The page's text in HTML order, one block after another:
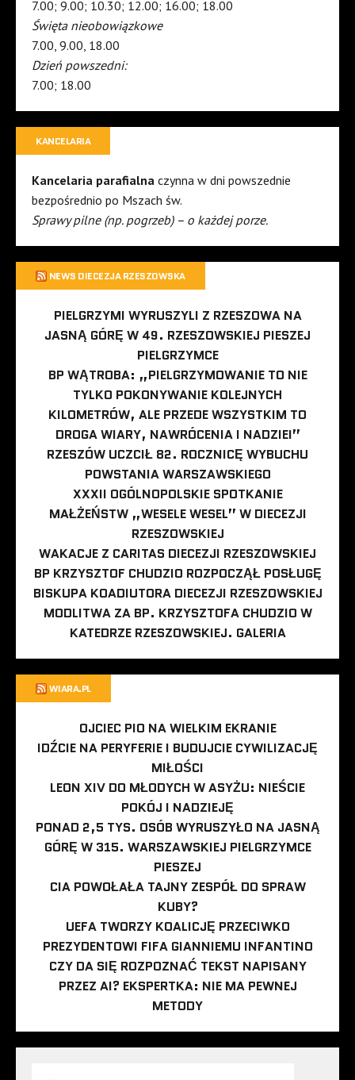
7.00; 9.00; 10.30; 12.00; 16.00; 18.00
Święta nieobowiązkowe
7.00, 9.00, 18.00
Dzień powszedni:
7.00; 18.00
KANCELARIA
Kancelaria parafialna czynna w dni powszednie
bezpośrednio po Mszach św.
Sprawy pilne (np. pogrzeb) – o każdej porze.
NEWS DIECEZJA RZESZOWSKA
PIELGRZYMI WYRUSZYLI Z RZESZOWA NA
JASNĄ GÓRĘ W 49. RZESZOWSKIEJ PIESZEJ
PIELGRZYMCE
BP WĄTROBA: „PIELGRZYMOWANIE TO NIE
TYLKO POKONYWANIE KOLEJNYCH
KILOMETRÓW, ALE PRZEDE WSZYSTKIM TO
DROGA WIARY, NAWRÓCENIA I NADZIEI”
RZESZÓW UCZCIŁ 82. ROCZNICĘ WYBUCHU
POWSTANIA WARSZAWSKIEGO
XXXII OGÓLNOPOLSKIE SPOTKANIE
MAŁŻEŃSTW „WESELE WESEL” W DIECEZJI
RZESZOWSKIEJ
WAKACJE Z CARITAS DIECEZJI RZESZOWSKIEJ
BP KRZYSZTOF CHUDZIO ROZPOCZĄŁ POSŁUGĘ
BISKUPA KOADIUTORA DIECEZJI RZESZOWSKIEJ
MODLITWA ZA BP. KRZYSZTOFA CHUDZIO W
KATEDRZE RZESZOWSKIEJ. GALERIA
WIARA.PL
OJCIEC PIO NA WIELKIM EKRANIE
IDŹCIE NA PERYFERIE I BUDUJCIE CYWILIZACJĘ
MIŁOŚCI
LEON XIV DO MŁODYCH W ASYŻU: NIEŚCIE
POKÓJ I NADZIEJĘ
PONAD 2,5 TYS. OSÓB WYRUSZYŁO NA JASNĄ
GÓRĘ W 315. WARSZAWSKIEJ PIELGRZYMCE
PIESZEJ
CIA POWOŁAŁA TAJNY ZESPÓŁ DO SPRAW
KUBY?
UEFA TWORZY KOALICJĘ PRZECIWKO
PREZYDENTOWI FIFA GIANNIEMU INFANTINO
CZY DA SIĘ ROZPOZNAĆ TEKST NAPISANY
PRZEZ AI? EKSPERTKA: NIE MA PEWNEJ
METODY